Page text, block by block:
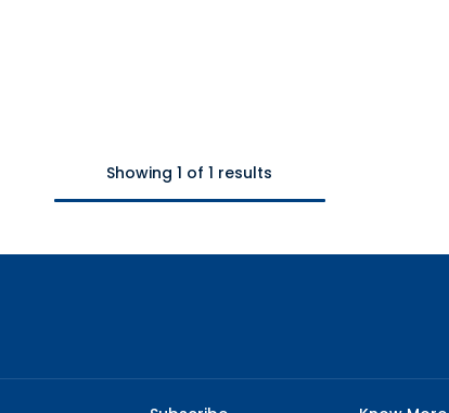
Showing 1 of 1 results